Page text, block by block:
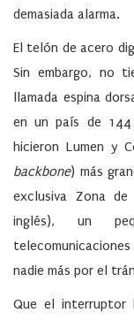
demasiada alarma.
El telón de acero
Sin embargo, no
llamada espina
en un país de 144
hicieron Lumen y
backbone) más
exclusiva Zona
inglés), un
nadie más por el
Que el interruptor